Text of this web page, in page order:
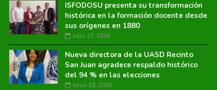
ISFODOSU presenta su transformación
histórica en la formación docente desde
sus orígenes en 1880
Julio 27, 2026
Nueva directora de la UASD Recinto
San Juan agradece respaldo histórico
del 94 % en las elecciones
Junio 18, 2026